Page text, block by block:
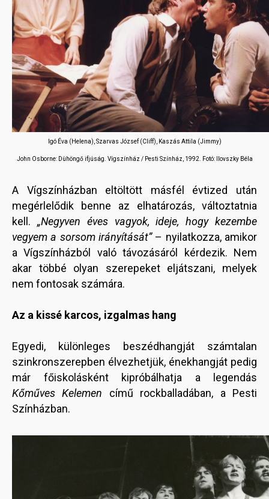
Igó Éva (Helena), Szarvas József (Cliff), Kaszás Attila (Jimmy)
John Osborne: Dühöngő ifjúság. Vígszínház / Pesti Színház, 1992. Fotó: Ilovszky Béla
A Vígszínházban eltöltött másfél évtized után
megérlelődik benne az elhatározás, változtatnia
kell. „Negyven éves vagyok, ideje, hogy kezembe
vegyem a sorsom irányítását”– nyilatkozza, amikor
a Vígszínházból való távozásáról kérdezik. Nem
akar többé olyan szerepeket eljátszani, melyek
nem fontosak számára.
Az a kissé karcos, izgalmas hang
Egyedi, különleges beszédhangját számtalan
szinkronszerepben élvezhetjük, énekhangját pedig
már főiskolásként kipróbálhatja a legendás
Kőműves Kelemen című rockballadában, a Pesti
Színházban.